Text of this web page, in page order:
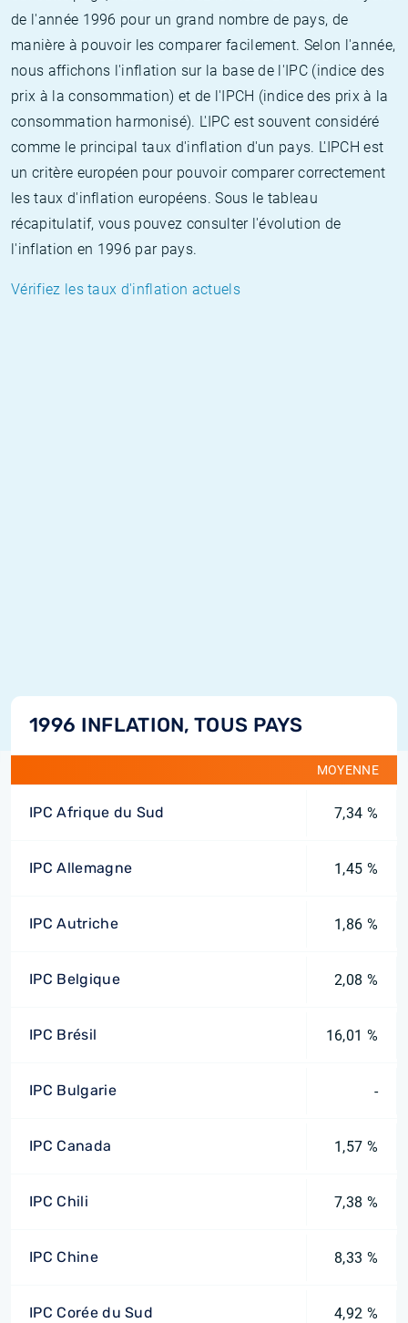
de l'année 1996 pour un grand nombre de pays, de
manière à pouvoir les comparer facilement. Selon l'année,
nous affichons l'inflation sur la base de l'IPC (indice des
prix à la consommation) et de l'IPCH (indice des prix à la
consommation harmonisé). L'IPC est souvent considéré
comme le principal taux d'inflation d'un pays. L'IPCH est
un critère européen pour pouvoir comparer correctement
les taux d'inflation européens. Sous le tableau
récapitulatif, vous pouvez consulter l'évolution de
l'inflation en 1996 par pays.
Vérifiez les taux d'inflation actuels
1996 INFLATION, TOUS PAYS
MOYENNE
IPC Afrique du Sud 7,34 %
IPC Allemagne 1,45 %
IPC Autriche 1,86 %
IPC Belgique 2,08 %
IPC Brésil 16,01 %
IPC Bulgarie -
IPC Canada 1,57 %
IPC Chili 7,38 %
IPC Chine 8,33 %
IPC Corée du Sud 4,92 %